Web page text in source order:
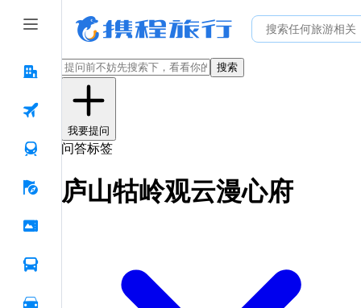
搜索
我要提问
问答标签
庐山牯岭观云漫心府